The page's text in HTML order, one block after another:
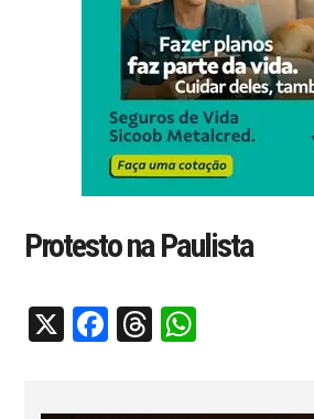
Protesto na Paulista
X Facebook
Threads